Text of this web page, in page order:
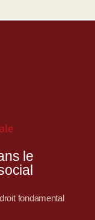
le
fondamental